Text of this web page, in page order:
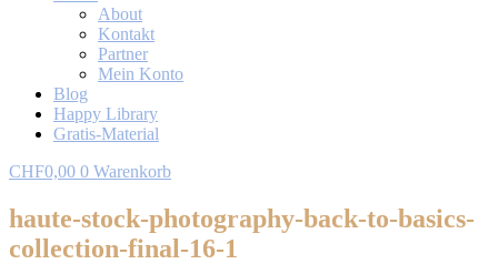
About
Kontakt
Partner
Mein Konto
Blog
Happy Library
Gratis-Material
CHF0,00 0 Warenkorb
haute-stock-photography-back-to-basics-
collection-final-16-1